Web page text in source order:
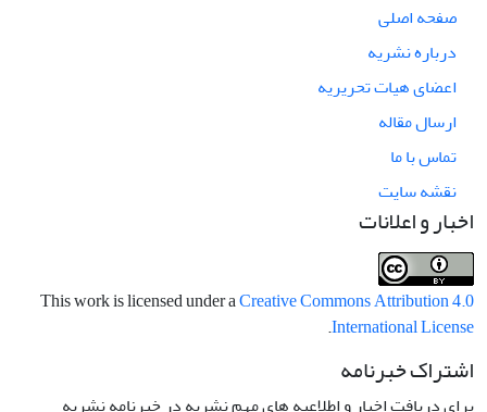
صفحه اصلی
درباره نشریه
اعضای هیات تحریریه
ارسال مقاله
تماس با ما
نقشه سایت
اخبار و اعلانات
This work is licensed under aCreative Commons Attribution 4.0
International License
.
اشتراک خبرنامه